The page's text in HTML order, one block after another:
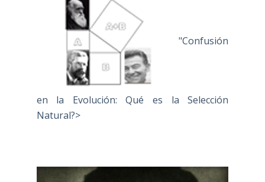
"Confusión
en la Evolución: Qué es la Selección
Natural?>